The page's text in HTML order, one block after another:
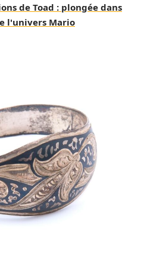
de Toad : plongée dans
l'univers Mario